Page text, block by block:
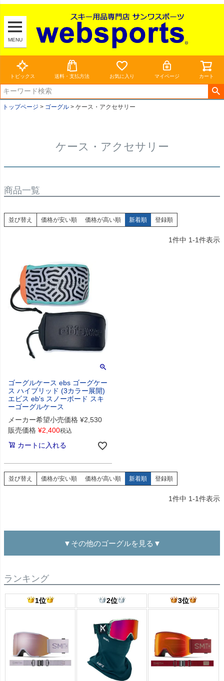
MENU
トピックス 送料・支払方法 お気に入り マイページ カート
トップページ ゴーグル ケース・アクセサリー
ケース・アクセサリー
商品一覧
並び替え 価格が安い順 価格が高い順 新着順 登録順
1件中 1-1件表示
ゴーグルケース ebs ゴーグケー
ス ハイブリッド (3カラー展開)
エビス eb's スノーボード スキ
ーゴーグルケース
メーカー希望小売価格 ¥2,530
販売価格 ¥2,400税込
カートに入れる
並び替え 価格が安い順 価格が高い順 新着順 登録順
1件中 1-1件表示
▼その他のゴーグルを見る▼
ランキング
1位 2位 3位